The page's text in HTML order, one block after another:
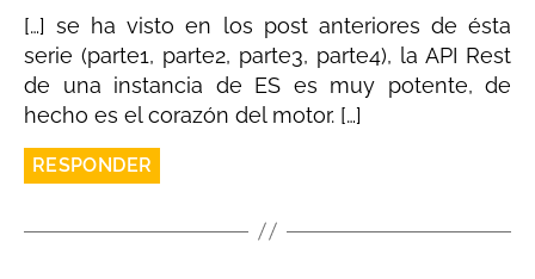
[…] se ha visto en los post anteriores de ésta
serie (parte1, parte2, parte3, parte4), la API Rest
de una instancia de ES es muy potente, de
hecho es el corazón del motor. […]
RESPONDER